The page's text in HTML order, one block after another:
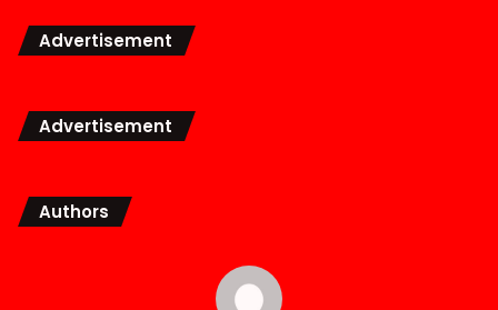
Advertisement
Advertisement
Authors